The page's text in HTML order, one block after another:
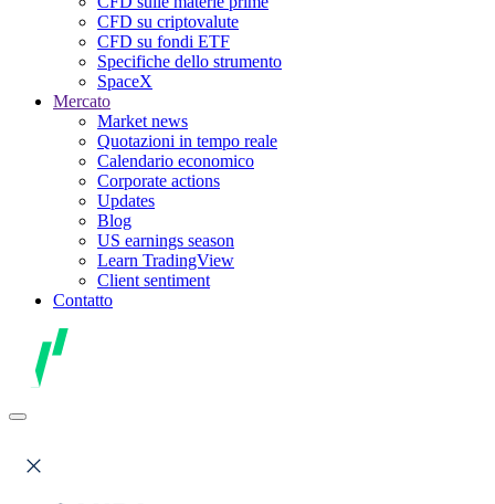
CFD su criptovalute
CFD su fondi ETF
Specifiche dello strumento
SpaceX
Mercato
Market news
Quotazioni in tempo reale
Calendario economico
Corporate actions
Updates
Blog
US earnings season
Learn TradingView
Client sentiment
Contatto